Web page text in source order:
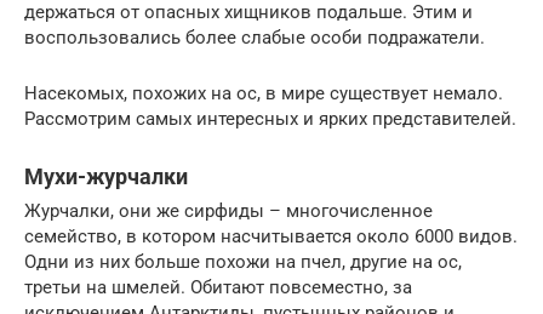
держаться от опасных хищников подальше. Этим и
воспользовались более слабые особи подражатели.
Насекомых, похожих на ос, в мире существует немало.
Рассмотрим самых интересных и ярких представителей.
Мухи-журчалки
Журчалки, они же сирфиды – многочисленное
семейство, в котором насчитывается около 6000 видов.
Одни из них больше похожи на пчел, другие на ос,
третьи на шмелей. Обитают повсеместно, за